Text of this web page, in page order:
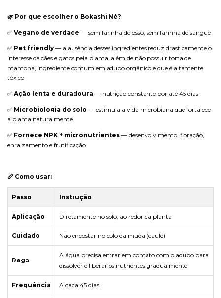
🌿 Por que escolher o Bokashi Né?
✅ Vegano de verdade — sem farinha de osso, sem farinha de sangue
✅ Pet friendly — a ausência desses ingredientes reduz drasticamente o
interesse de cães e gatos pela planta, além de não possuir torta de
mamona, ingrediente comum em adubo orgânico e que é altamente
tóxico
✅ Ação lenta e duradoura — nutrição constante por até 45 dias
✅ Microbiologia do solo — estimula a vida microbiana que fortalece
a planta naturalmente
✅ Fornece NPK + micronutrientes — desenvolvimento, floração,
enraizamento e frutificação
📏 Como usar:
Passo Instrução
Aplicação Diretamente no solo, ao redor da planta
Cuidado Não encostar no colo da muda (caule)
Rega
A água precisa entrar em contato com o adubo para
dissolver e liberar os nutrientes gradualmente
Frequência A cada 45 dias